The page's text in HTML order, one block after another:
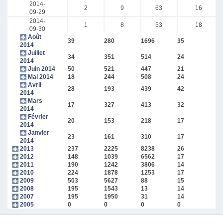
2014-
09-29
2 9 63
16
2014-
09-30
1 8 53
18
Août
2014
39 280 1696 35
Juillet
2014
34 351 514 24
Juin 2014
50 521 447 21
Mai 2014
18 244 508 24
Avril
2014
28 193 439 42
Mars
2014
17 327 413 32
Février
2014
20 153 218 17
Janvier
2014
23 161 310 17
2013
237 2225 8238 26
2012
148 1039 6562 17
2011
190 1242 3806 14
2010
224 1878 1253 17
2009
503 5627 88 15
2008
195 1543 13 14
2007
195 1950 31 14
2005
0 0 0 0